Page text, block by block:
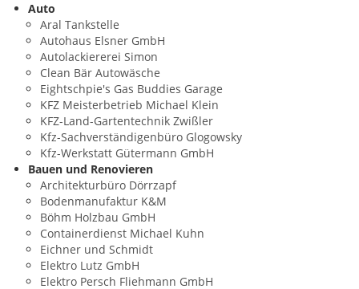
Auto
Aral Tankstelle
Autohaus Elsner GmbH
Autolackiererei Simon
Clean Bär Autowäsche
Eightschpie's Gas Buddies Garage
KFZ Meisterbetrieb Michael Klein
KFZ-Land-Gartentechnik Zwißler
Kfz-Sachverständigenbüro Glogowsky
Kfz-Werkstatt Gütermann GmbH
Bauen und Renovieren
Architekturbüro Dörrzapf
Bodenmanufaktur K&M
Böhm Holzbau GmbH
Containerdienst Michael Kuhn
Eichner und Schmidt
Elektro Lutz GmbH
Elektro Persch Fliehmann GmbH